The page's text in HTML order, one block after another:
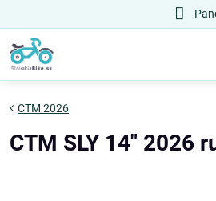
CTM 2026
CTM SLY 14" 2026